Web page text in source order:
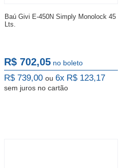
Baú Givi E-450N Simply Monolock 45
Lts.
R$ 702,05 no boleto
R$ 739,00 ou 6x R$ 123,17
sem juros no cartão